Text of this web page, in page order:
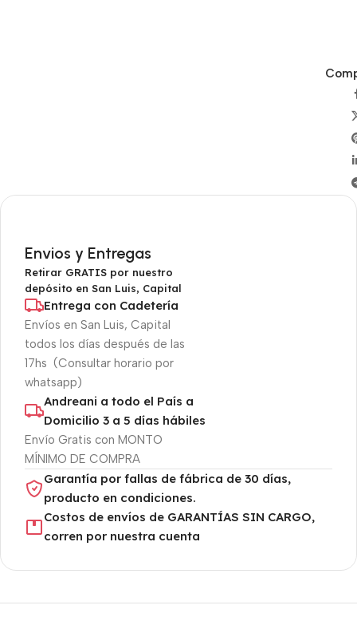
Envios y Entregas
Retirar GRATIS por nuestro
depósito en San Luis, Capital
Entrega con Cadetería
Envíos en San Luis, Capital
todos los días después de las
17hs (Consultar horario por
whatsapp)
Andreani a todo el País a
Domicilio 3 a 5 días hábiles
Envío Gratis con MONTO
MÍNIMO DE COMPRA
Garantía por fallas de fábrica de 30 días,
producto en condiciones.
Costos de envíos de GARANTÍAS SIN CARGO,
corren por nuestra cuenta